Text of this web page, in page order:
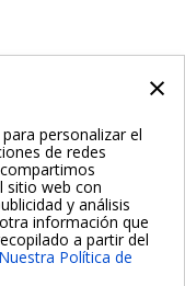
×
personalizar el
de redes
sitio web con
y análisis
información que
a partir del
Nuestra Política de